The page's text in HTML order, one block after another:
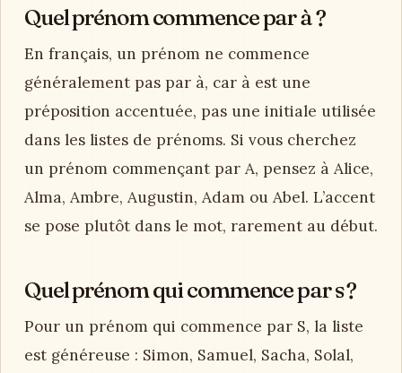
Quel prénom commence par à ?
En français, un prénom ne commence
généralement pas par à, car à est une
préposition accentuée, pas une initiale utilisée
dans les listes de prénoms. Si vous cherchez
un prénom commençant par A, pensez à Alice,
Alma, Ambre, Augustin, Adam ou Abel. L’accent
se pose plutôt dans le mot, rarement au début.
Quel prénom qui commence par s ?
Pour un prénom qui commence par S, la liste
est généreuse : Simon, Samuel, Sacha, Solal,